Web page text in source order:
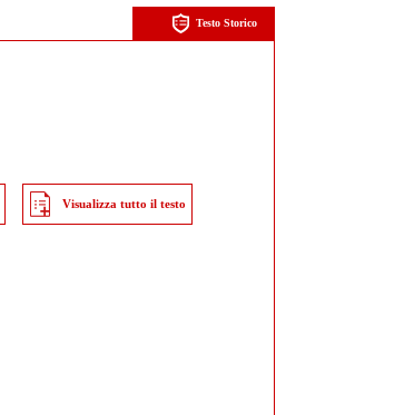
Testo Storico
Visualizza tutto il testo